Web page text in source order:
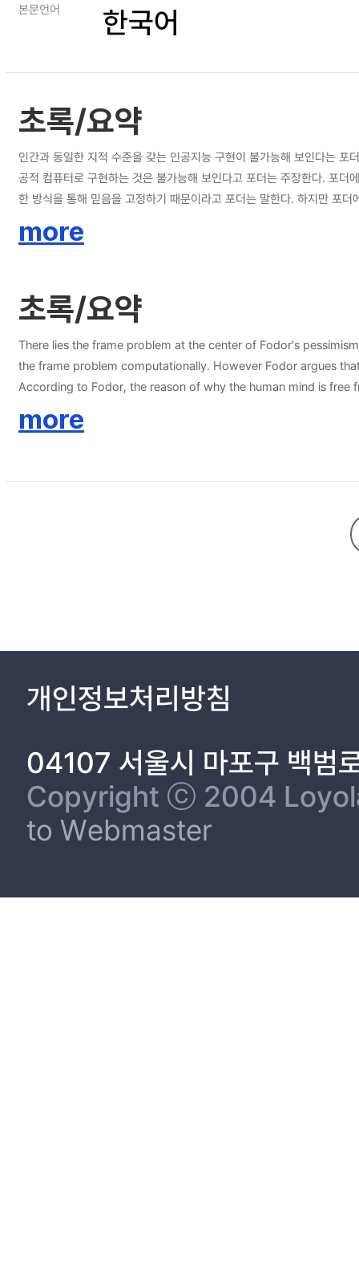
본문언어 한국어
초록/요약
인간과 동일한 지적 수준을 갖는 인공지능 구현이 불가능해 보인다는
공적 컴퓨터로 구현하는 것은 불가능해 보인다고 포더는 주장한다. 포더에 따르면 프레임문제는 믿음고정으로부터 비롯된다. 인간 마음이 프레임문제로부터 자유로운 이유는, 전체적 계산이라는 명제적 정보의 연관성을 계산적으로 형식화
한 방식을 통해 믿음을 고정하기 때문이라고 포더는 말한다. 하지만 포더에 의
도 불가능한 것이 된다. 포더에 의하면 프레임문제의 발생은 합리적인 믿음고정
현할 수 있다는 함축을 갖는 것으로 보일 수 있다. 포더의 계산주의 테제는 명제적 정보를 통한 믿음 고정을 근거로 하는데, 이런 주장은 언어 사용자에게만 해당되는 것일 수 있으므로, 오직 인간 마음만이 프레임문제로부터 자유로운 합리
적인 믿음고정을 할 수 있다는 결론으로 이어질 수 있다. 하지만 동물과
벗어날 수 있음을 보이는 것은 포더에게 주어진 설명적 부담이다. 1장에서는 계산주의 전반에 대한 간략한 소개와 포더의 CTM, 즉 마음의 계산주의 이론을 통해 포더가 주장하는 계산주의란 무엇인지 설명하겠다. 2장에서는 프레임문제란
무엇인지 설명하고, 포더의 마음의 모듈성 이론에 대한 설명과 더불어 포더
와 같은 그림 안에 무언가 비정합적인 부분이 있음을 지적할 것이다. 앞
제가 어떻게 구성되어있는가에 대한 대략적인 그림을 제시하고, 그러한
more
초록/요약
There lies the frame problem at the center of Fodor's
the frame problem computationally. However Fodor argues that it seems impossible to realize such a way by the means of artificial computer. Fodor said the frame
According to Fodor, the reason of why the human mind is
meanings. Fodor said the frame problem only can be solved by the means of global computation. If we assume the formalization of relevancy of propositional informations as something cannot be revealed,
Fodor's computational thesis seems to violating the multiply
means of artificial intelligence. However this sort of assertion
three assaults on Fodor's computational thesis. The first one
kind of alternative theories. In other words, The goal of this
more
개인정보처리방침
04107 서울시 마포구 백범
Copyright ⓒ 2004
to Webmaster